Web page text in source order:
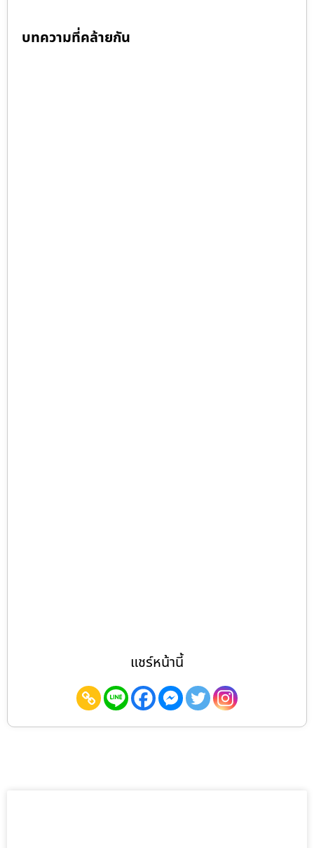
บทความที่คล้ายกัน
แชร์หน้านี้